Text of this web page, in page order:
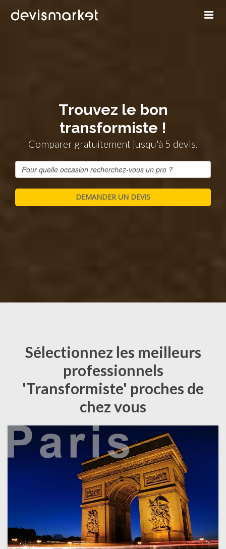
Trouvez le bon
transformiste !
Comparer gratuitement jusqu'à 5 devis.
Sélectionnez les meilleurs
professionnels
'Transformiste' proches de
chez vous